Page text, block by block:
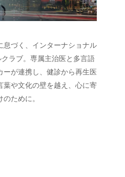
づく、インターナショナル
ラブ。専属主治医と多言語
が連携し、健診から再生医
や文化の壁を越え、心に寄
ために。